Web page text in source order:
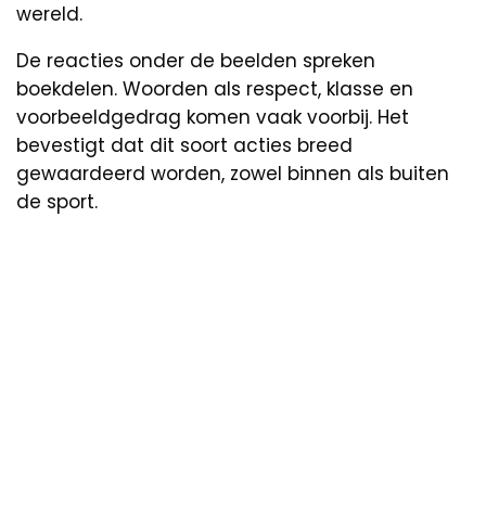
wereld.
De reacties onder de beelden spreken
boekdelen. Woorden als respect, klasse en
voorbeeldgedrag komen vaak voorbij. Het
bevestigt dat dit soort acties breed
gewaardeerd worden, zowel binnen als buiten
de sport.